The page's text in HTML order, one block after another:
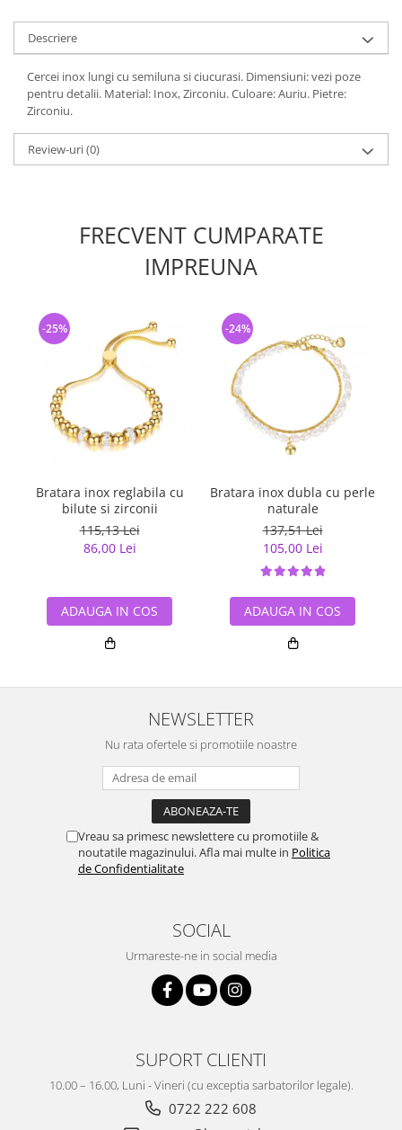
Descriere
Cercei inox lungi cu semiluna si ciucurasi. Dimensiuni: vezi poze
pentru detalii. Material: Inox, Zirconiu. Culoare: Auriu. Pietre:
Zirconiu.
Review-uri(0)
FRECVENT CUMPARATE
IMPREUNA
Bratara inox reglabila cu
bilute si zirconii
115,13 Lei
86,00 Lei
-25%
ADAUGA IN COS
Bratara inox dubla cu perle
naturale
137,51 Lei
105,00 Lei
-24%
ADAUGA IN COS
NEWSLETTER
Nu rata ofertele si promotiile noastre
Vreau sa primesc newslettere cu promotiile &
noutatile magazinului. Afla mai multe in Politica
de Confidentialitate
SOCIAL
Urmareste-ne in social media
SUPORT CLIENTI
10.00 – 16.00, Luni - Vineri (cu exceptia sarbatorilor legale).
0722 222 608